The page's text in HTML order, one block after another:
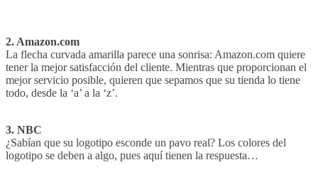
2. Amazon.com
La flecha curvada amarilla parece una sonrisa: Amazon.com quiere
tener la mejor satisfacción del cliente. Mientras que proporcionan el
mejor servicio posible, quieren que sepamos que su tienda lo tiene
todo, desde la ‘a’ a la ‘z’.
3. NBC
¿Sabían que su logotipo esconde un pavo real? Los colores del
logotipo se deben a algo, pues aquí tienen la respuesta…